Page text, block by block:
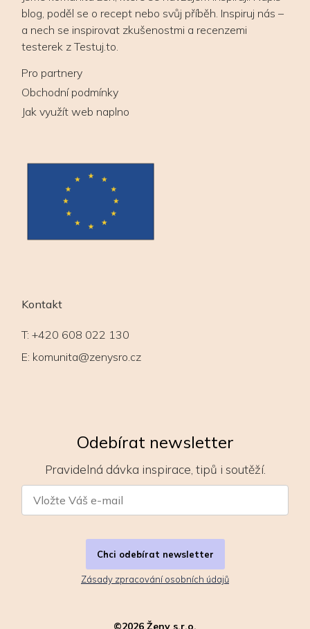
blog, poděl se o recept nebo svůj příběh. Inspiruj nás –
a nech se inspirovat zkušenostmi a recenzemi
testerek z Testuj.to.
Pro partnery
Obchodní podmínky
Jak využít web naplno
Kontakt
T: +420 608 022 130
E: komunita@zenysro.cz
Odebírat newsletter
Pravidelná dávka inspirace, tipů i soutěží.
Chci odebírat newsletter
Zásady zpracování osobních údajů
©2026 Ženy s.r.o.